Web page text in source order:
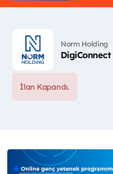
Norm Holding
DigiConnect
İlan Kapandı.